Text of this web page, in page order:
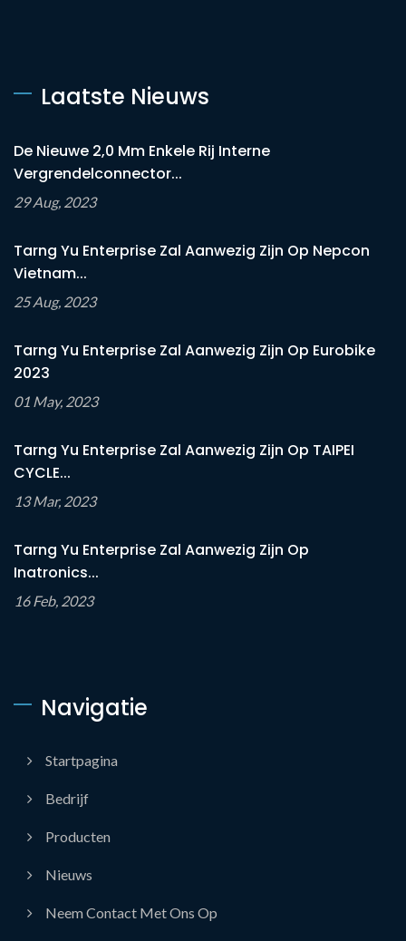
Laatste Nieuws
De Nieuwe 2,0 Mm Enkele Rij Interne
Vergrendelconnector...
29 Aug, 2023
Tarng Yu Enterprise Zal Aanwezig Zijn Op Nepcon
Vietnam...
25 Aug, 2023
Tarng Yu Enterprise Zal Aanwezig Zijn Op Eurobike
2023
01 May, 2023
Tarng Yu Enterprise Zal Aanwezig Zijn Op TAIPEI
CYCLE...
13 Mar, 2023
Tarng Yu Enterprise Zal Aanwezig Zijn Op
Inatronics...
16 Feb, 2023
Navigatie
Startpagina
Bedrijf
Producten
Nieuws
Neem Contact Met Ons Op